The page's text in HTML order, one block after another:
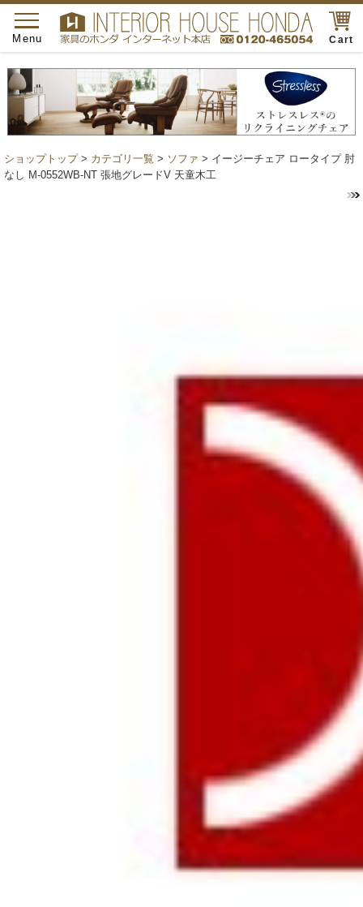
Cart
toggle
navigation
Menu
ショップトップ> カテゴリ一覧 > ソファ > イージーチェア ロータイプ 肘
なし M-0552WB-NT 張地グレードV 天童木工